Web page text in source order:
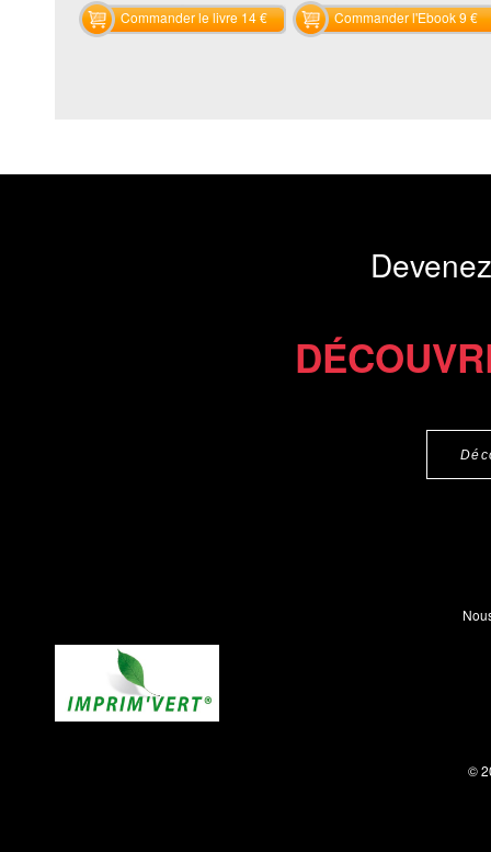
Commander le livre 14 € Commander l'Ebook 9 €
©